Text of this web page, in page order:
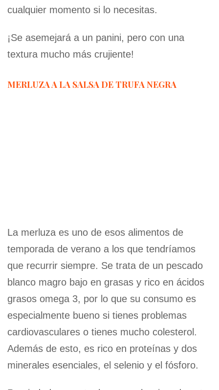
cualquier momento si lo necesitas.
¡Se asemejará a un panini, pero con una
textura mucho más crujiente!
MERLUZA A LA SALSA DE TRUFA NEGRA
La merluza es uno de esos alimentos de
temporada de verano a los que tendríamos
que recurrir siempre. Se trata de un pescado
blanco magro bajo en grasas y rico en ácidos
grasos omega 3, por lo que su consumo es
especialmente bueno si tienes problemas
cardiovasculares o tienes mucho colesterol.
Además de esto, es rico en proteínas y dos
minerales esenciales, el selenio y el fósforo.